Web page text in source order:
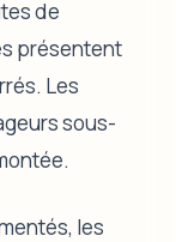
de
présentent
Les
sous-
les